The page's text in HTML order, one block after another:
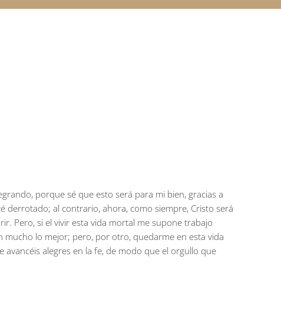
porque sé que esto será para mi bien, gracias a
derrotado; al contrario, ahora, como siempre, Cristo será
Pero, si el vivir esta vida mortal me supone trabajo
lo mejor; pero, por otro, quedarme en esta vida
alegres en la fe, de modo que el orgullo que